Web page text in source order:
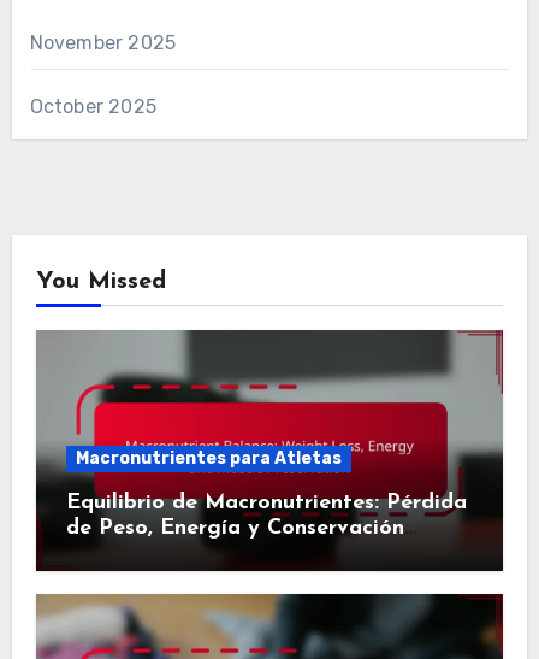
November 2025
October 2025
You Missed
Macronutrientes para Atletas
Equilibrio de Macronutrientes: Pérdida
de Peso, Energía y Conservación
Muscular